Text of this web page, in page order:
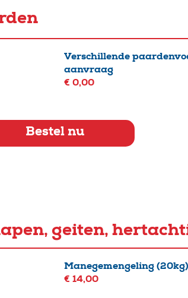
Verschillende
aanvraag
€ 0,00
Bestel nu
geiten,
Manegemengeling (20kg)
€ 14,00